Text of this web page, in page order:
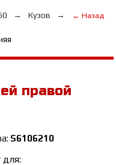
Кузов
← Назад
правой
S6106210
для: